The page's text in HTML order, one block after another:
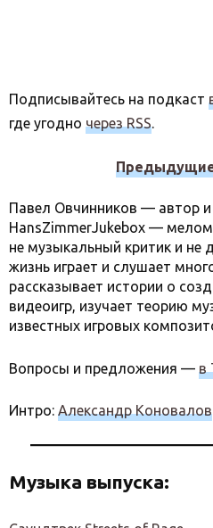
Подписывайтесь на подкаст
где угодно через RSS.
Павел Овчинников — автор и
HansZimmerJukebox —
не музыкальный критик и
жизнь играет и слушает
рассказывает истории о
видеоигр, изучает теорию
известных игровых
Вопросы и предложения — в
Интро: Александр Коновалов
Музыка выпуска: